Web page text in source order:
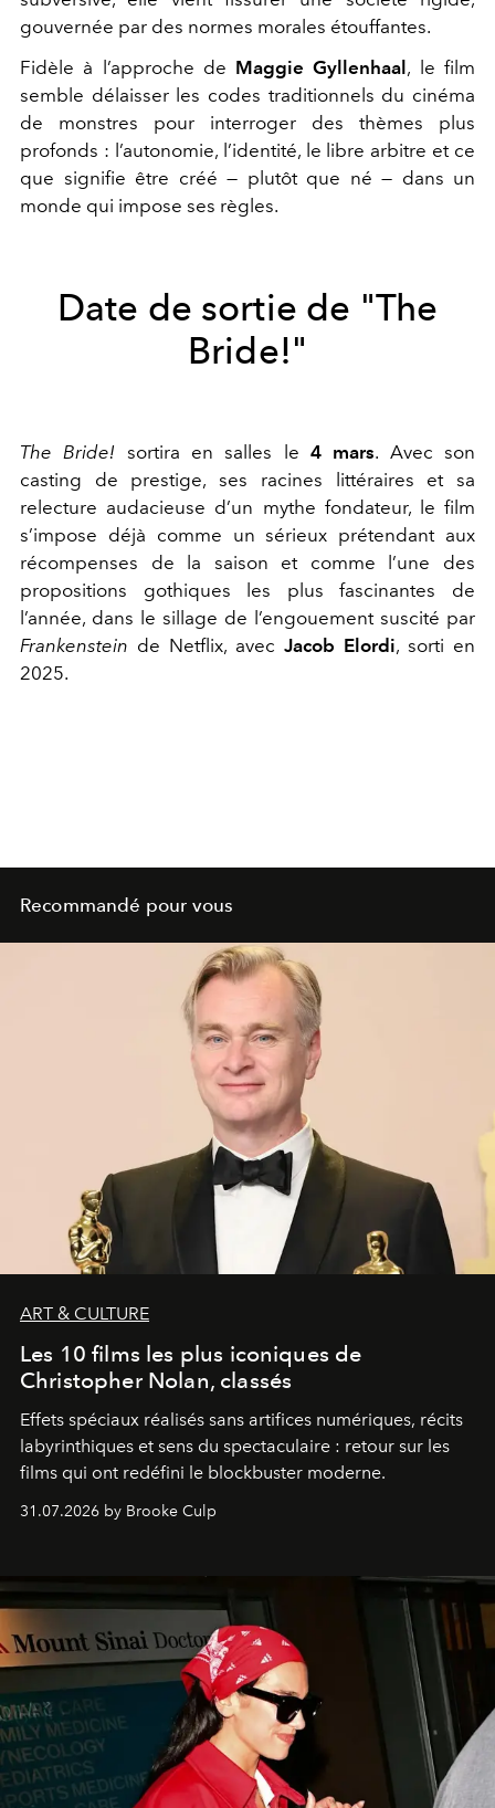
gouvernée par des normes morales étouffantes.
Fidèle à l’approche de Maggie Gyllenhaal, le film
semble délaisser les codes traditionnels du cinéma
de monstres pour interroger des thèmes plus
profonds : l’autonomie, l’identité, le libre arbitre et ce
que signifie être créé — plutôt que né — dans un
monde qui impose ses règles.
Date de sortie de "The
Bride!"
The Bride! sortira en salles le 4 mars. Avec son
casting de prestige, ses racines littéraires et sa
relecture audacieuse d’un mythe fondateur, le film
s’impose déjà comme un sérieux prétendant aux
récompenses de la saison et comme l’une des
propositions gothiques les plus fascinantes de
l’année, dans le sillage de l’engouement suscité par
Frankenstein de Netflix, avec Jacob Elordi, sorti en
2025.
Recommandé pour vous
ART & CULTURE
Les 10 films les plus iconiques de
Christopher Nolan, classés
Effets spéciaux réalisés sans artifices numériques, récits
labyrinthiques et sens du spectaculaire : retour sur les
films qui ont redéfini le blockbuster moderne.
31.07.2026 by Brooke Culp